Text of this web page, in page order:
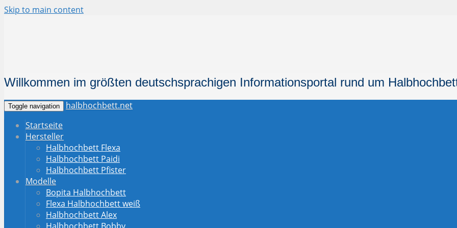
Skip to main content
Willkommen im größten deutschsprachigen Informationsportal rund um
Toggle navigation
halbhochbett.net
Startseite
Hersteller
Halbhochbett Flexa
Halbhochbett Paidi
Halbhochbett Pfister
Modelle
Bopita Halbhochbett
Flexa Halbhochbett weiß
Halbhochbett Alex